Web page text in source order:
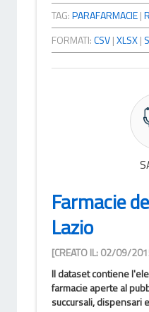
TAG:PARAFARMACIE|
FORMATI:CSV|XLSX|
Farmacie
Lazio
[CREATO IL: 02/09/
Il dataset contiene
farmacie aperte al
succursali, dispensari